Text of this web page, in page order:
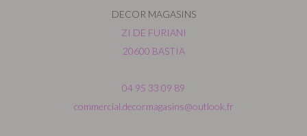
DECOR MAGASINS
ZI DE FURIANI
20600 BASTIA
04 95 33 09 89
commercial.decormagasins@outlook.fr